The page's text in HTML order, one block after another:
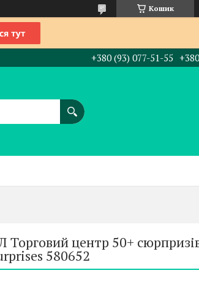
Кошик
+380 (93) 077-51-55
Торговий центр 50+
580652